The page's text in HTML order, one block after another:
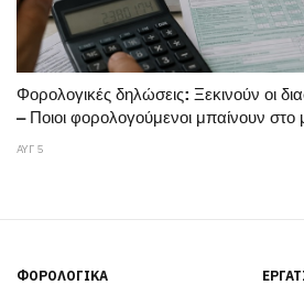
Φορολογικές δηλώσεις: Ξεκινούν οι
– Ποιοι φορολογούμενοι μπαίνουν στο
ΑΥΓ 5
ΦΟΡΟΛΟΓΙΚΆ